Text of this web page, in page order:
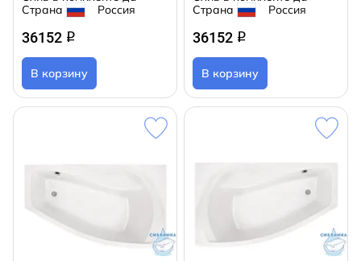
Страна
Россия
36152 q
В корзину
Страна
Россия
36152 q
В корзину